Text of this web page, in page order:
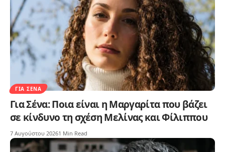
ΓΙΑ ΣΈΝΑ
Για Σένα: Ποια είναι η Μαργαρίτα που βάζει
σε κίνδυνο τη σχέση Μελίνας και Φίλιππου
7 Αυγούστου 20261 Min Read